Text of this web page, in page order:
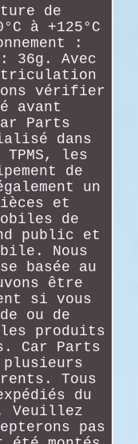
de
à +125°C
:
36g. Avec
vérifier
avant
Parts
dans
les
de
un
et
de
public et
Nous
basée au
être
si vous
ou de
produits
Car Parts
plusieurs
Tous
du
Veuillez
pas